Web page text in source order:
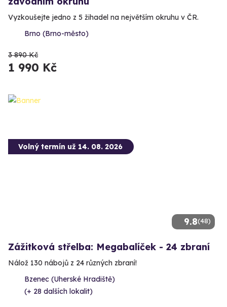
Vyzkoušejte jedno z 5 žihadel na největším okruhu v ČR.
Brno (Brno-město)
3 890 Kč
1 990 Kč
9.8(48)
Volný termín už 14. 08. 2026
Zážitková střelba: Megabalíček - 24 zbraní
Nálož 130 nábojů z 24 různých zbraní!
Bzenec (Uherské Hradiště)
(+ 28 dalších lokalit)